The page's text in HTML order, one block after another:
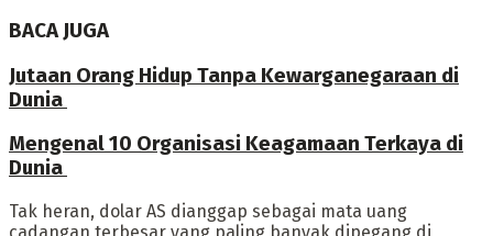
BACA JUGA
Jutaan Orang Hidup Tanpa Kewarganegaraan di
Dunia ‎
Mengenal 10 Organisasi Keagamaan Terkaya di
Dunia ‎
Tak heran, dolar AS dianggap sebagai mata uang